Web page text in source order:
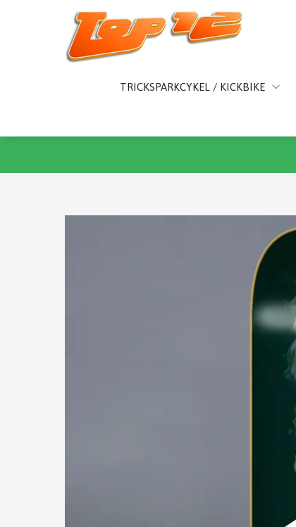
TRICKSPARKCYKEL / KICKBIKE